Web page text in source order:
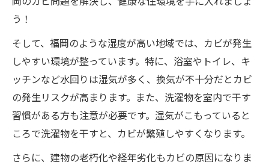
う！
そして、福岡のような湿度が高い地域では、カビが発生
しやすい環境が整っています。特に、浴室やトイレ、キ
ッチンなど水回りは湿気が多く、換気が不十分だとカビ
の発生リスクが高まります。また、洗濯物を室内で干す
習慣がある方も注意が必要です。湿気がこもっていると
ころで洗濯物を干すと、カビが繁殖しやすくなります。
さらに、建物の老朽化や経年劣化もカビの原因になりま